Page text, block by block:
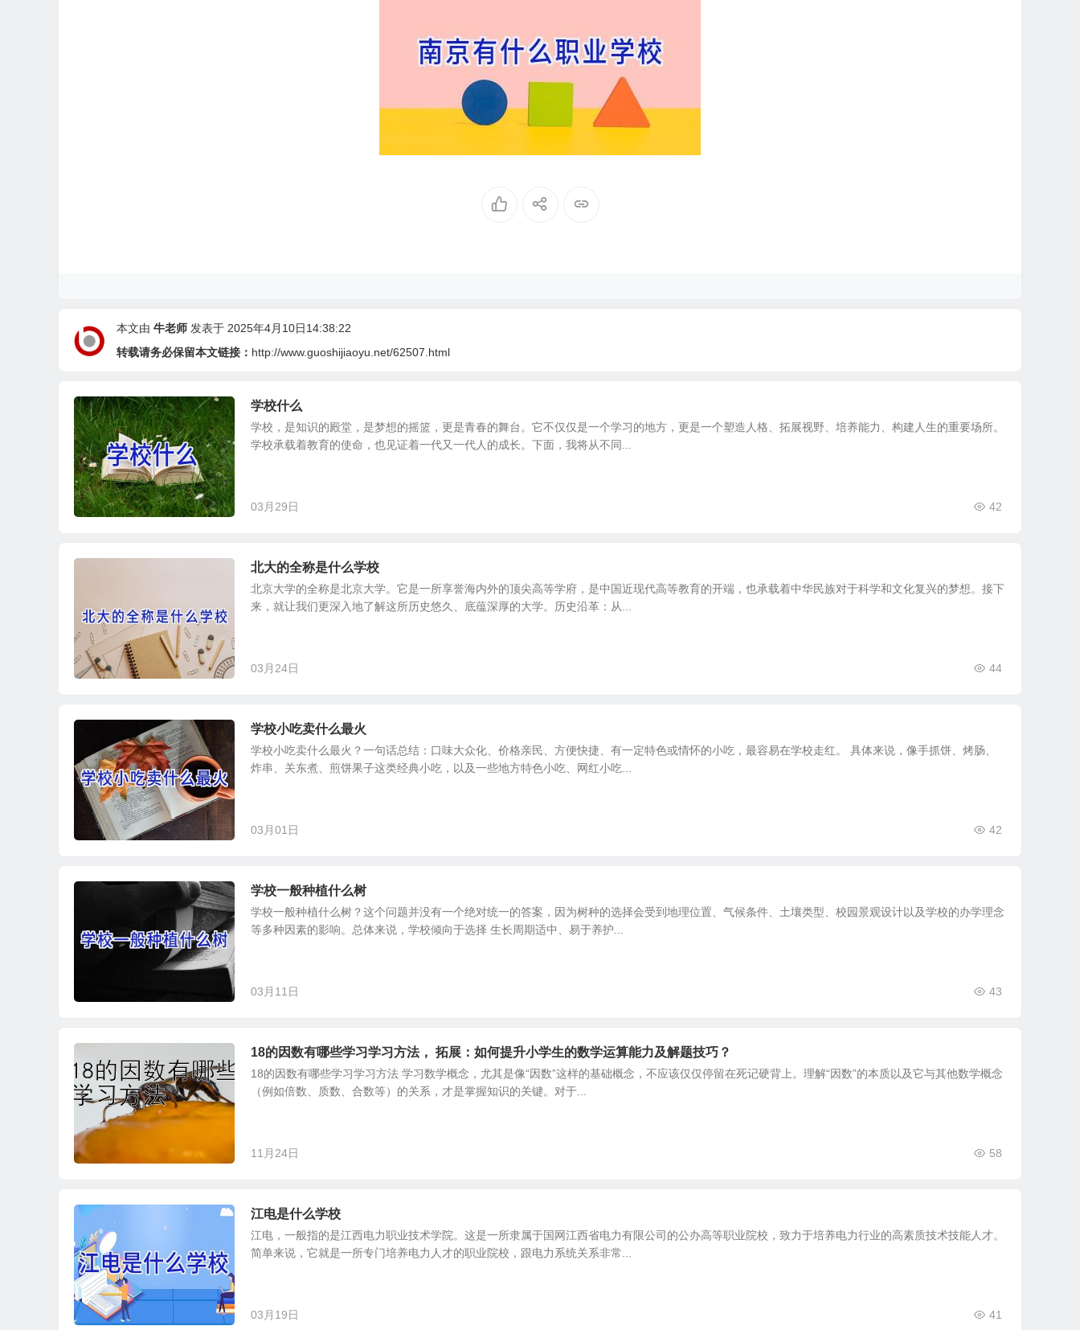
本文由 牛老师 发表于 2025年4月10日14:38:22
转载请务必保留本文链接： http://www.guoshijiaoyu.net/62507.html
学校什么
学校，是知识的殿堂，是梦想的摇篮，更是青春的舞台。它不仅仅是一个学习的地方，更是一个塑造人格、拓展视野、培养能力、构建人生的重要场所。
学校承载着教育的使命，也见证着一代又一代人的成长。下面，我将从不同...
03月29日 42
北大的全称是什么学校
北京大学的全称是北京大学。它是一所享誉海内外的顶尖高等学府，是中国近现代高等教育的开端，也承载着中华民族对于科学和文化复兴的梦想。接下
来，就让我们更深入地了解这所历史悠久、底蕴深厚的大学。历史沿革：从...
03月24日 44
学校小吃卖什么最火
学校小吃卖什么最火？一句话总结：口味大众化、价格亲民、方便快捷、有一定特色或情怀的小吃，最容易在学校走红。 具体来说，像手抓饼、烤肠、
炸串、关东煮、煎饼果子这类经典小吃，以及一些地方特色小吃、网红小吃...
03月01日 42
学校一般种植什么树
学校一般种植什么树？这个问题并没有一个绝对统一的答案，因为树种的选择会受到地理位置、气候条件、土壤类型、校园景观设计以及学校的办学理念
等多种因素的影响。总体来说，学校倾向于选择 生长周期适中、易于养护...
03月11日 43
18的因数有哪些学习学习方法， 拓展：如何提升小学生的数学运算能力及解题技巧？
18的因数有哪些学习学习方法 学习数学概念，尤其是像“因数”这样的基础概念，不应该仅仅停留在死记硬背上。理解“因数”的本质以及它与其他数学概念
（例如倍数、质数、合数等）的关系，才是掌握知识的关键。对于...
11月24日 58
江电是什么学校
江电，一般指的是江西电力职业技术学院。这是一所隶属于国网江西省电力有限公司的公办高等职业院校，致力于培养电力行业的高素质技术技能人才。
简单来说，它就是一所专门培养电力人才的职业院校，跟电力系统关系非常...
03月19日 41